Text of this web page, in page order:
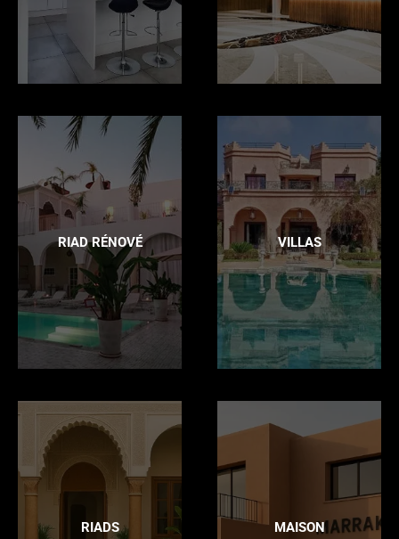
RIAD RÉNOVÉ VILLAS
RIADS MAISON